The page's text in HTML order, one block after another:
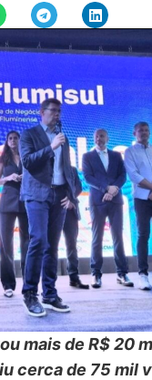
mais de R$ 20
cerca de 75 mil